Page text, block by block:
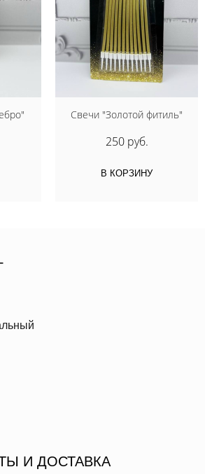
Свечи "Золотой фитиль"
250 руб.
В КОРЗИНУ
И ДОСТАВКА